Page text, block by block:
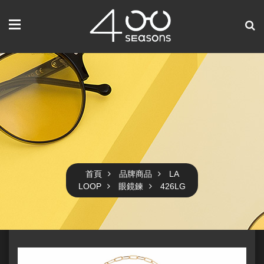
首頁 品牌商品
LA
LOOP
眼鏡鍊 426LG